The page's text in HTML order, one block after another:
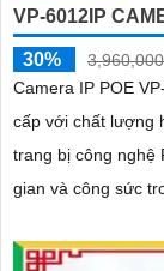
VP-6012IP
30%
Camera IP POE
cấp với chất lượng
trang bị công nghệ
gian và công sức